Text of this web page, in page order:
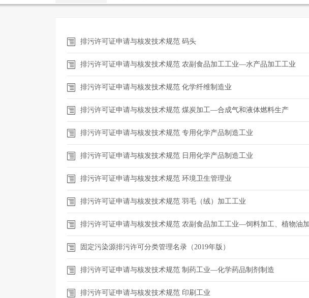
排污许可证申请与核发技术规范 码头
排污许可证申请与核发技术规范 农副食品加工工业—水产品加工工业
排污许可证申请与核发技术规范 化学纤维制造业
排污许可证申请与核发技术规范 煤炭加工—合成气和液体燃料生产
排污许可证申请与核发技术规范 专用化学产品制造工业
排污许可证申请与核发技术规范 日用化学产品制造工业
排污许可证申请与核发技术规范 环境卫生管理业
排污许可证申请与核发技术规范 羽毛（绒）加工工业
排污许可证申请与核发技术规范 农副食品加工工业—饲料加工、植物油
固定污染源排污许可分类管理名录（2019年版）
排污许可证申请与核发技术规范 制药工业—化学药品制剂制造
排污许可证申请与核发技术规范 印刷工业